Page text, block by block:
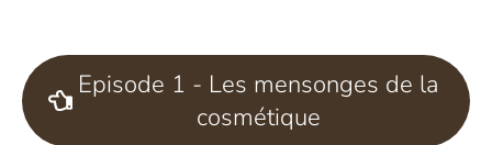
Episode 1 - Les mensonges de la
cosmétique